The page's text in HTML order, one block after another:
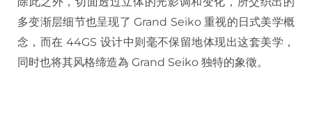
多变渐层细节也呈现了 Grand Seiko 重视的日式美学概
念，而在 44GS 设计中则毫不保留地体现出这套美学，
同时也将其风格缔造為 Grand Seiko 独特的象徵。